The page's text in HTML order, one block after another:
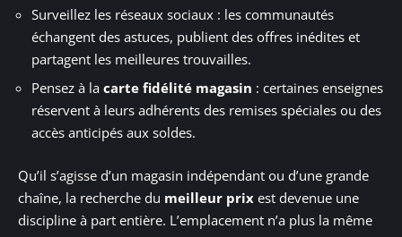
Surveillez les réseaux sociaux : les communautés
échangent des astuces, publient des offres inédites et
partagent les meilleures trouvailles.
Pensez à la carte fidélité magasin : certaines enseignes
réservent à leurs adhérents des remises spéciales ou des
accès anticipés aux soldes.
Qu’il s’agisse d’un magasin indépendant ou d’une grande
chaîne, la recherche du meilleur prix est devenue une
discipline à part entière. L’emplacement n’a plus la même